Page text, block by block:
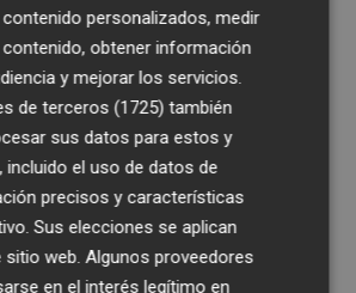
operativa en 2023 y que
metros cuadrados y una
de 20 millones de
las más modernas de
muele, mezcla y
hierbas y especias
a cultivadores y
personalizados, medir
obtener información
y mejorar los servicios.
de terceros (1725) también
sus datos para estos y
incluido el uso de datos de
precisos y características
Sus elecciones se aplican
web. Algunos proveedores
en el interés legítimo en